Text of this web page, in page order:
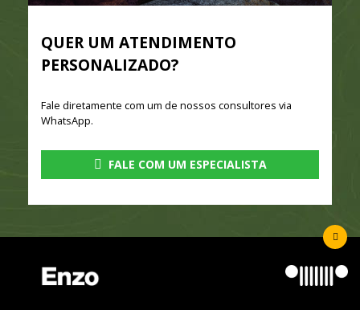
QUER UM ATENDIMENTO
PERSONALIZADO?
Fale diretamente com um de nossos consultores via
WhatsApp.
FALE COM UM ESPECIALISTA